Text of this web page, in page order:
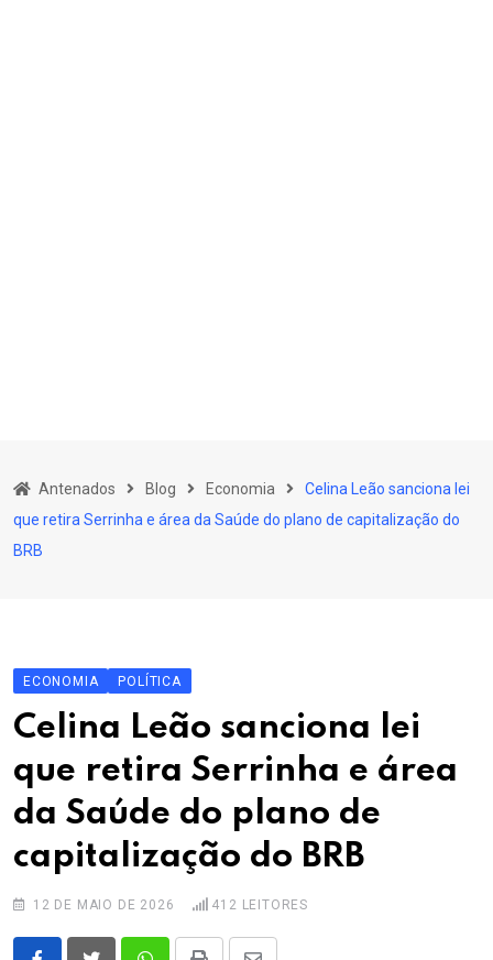
to
content
Antenados Blog Economia
Celina Leão sanciona lei
que retira Serrinha e área da Saúde do plano de capitalização do
BRB
ECONOMIA POLÍTICA
Celina Leão sanciona lei
que retira Serrinha e área
da Saúde do plano de
capitalização do BRB
12 DE MAIO DE 2026 412 LEITORES